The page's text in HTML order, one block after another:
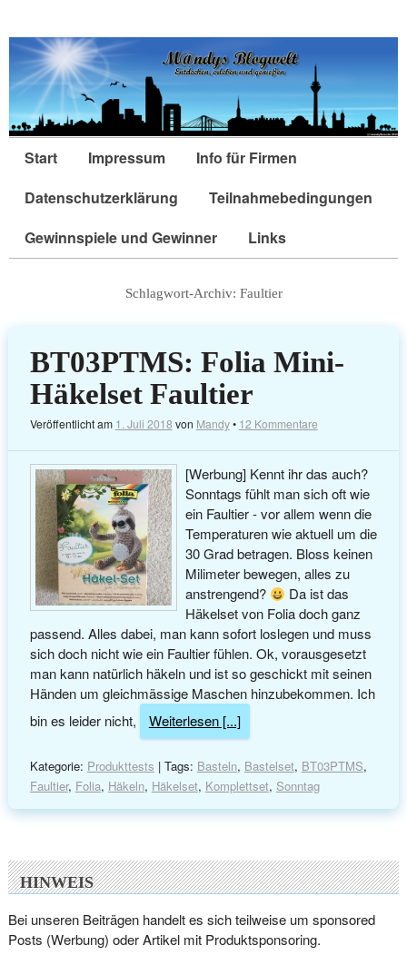
Start Impressum
Info für Firmen
Datenschutzerklärung
Teilnahmebedingungen
Gewinnspiele und Gewinner
Links
Schlagwort-Archiv: Faultier
BT03PTMS: Folia Mini-
Häkelset Faultier
Veröffentlicht am 1. Juli 2018 von Mandy• 12 Kommentare
[Werbung] Kennt ihr das auch?
Sonntags fühlt man sich oft wie
ein Faultier - vor allem wenn die
Temperaturen wie aktuell um die
30 Grad betragen. Bloss keinen
Milimeter bewegen, alles zu
anstrengend?
Da ist das
Häkelset von Folia doch ganz
passend. Alles dabei, man kann sofort loslegen und muss
sich doch nicht wie ein Faultier fühlen. Ok, vorausgesetzt
man kann natürlich häkeln und ist so geschickt mit seinen
Händen um gleichmässige Maschen hinzubekommen. Ich
bin es leider nicht,
Weiterlesen [...]
Kategorie: Produkttests | Tags: Basteln, Bastelset, BT03PTMS,
Faultier, Folia, Häkeln, Häkelset, Komplettset, Sonntag
HINWEIS
Bei unseren Beiträgen handelt es sich teilweise um sponsored
Posts (Werbung) oder Artikel mit Produktsponsoring.